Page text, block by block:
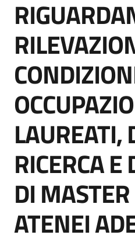
Supporto
Piattaforme
telematiche
English
site
Seguici
LAUREATI,
RICERCA
DI
ATENEI